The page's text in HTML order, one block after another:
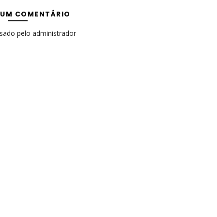
COMENTÁRIO
pelo administrador